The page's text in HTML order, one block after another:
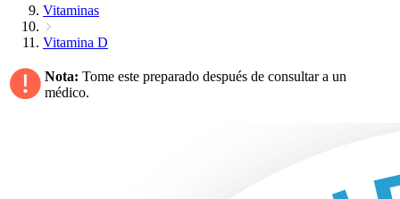
Vitaminas
Vitamina D
Nota: Tome este preparado después de consultar a un
médico.